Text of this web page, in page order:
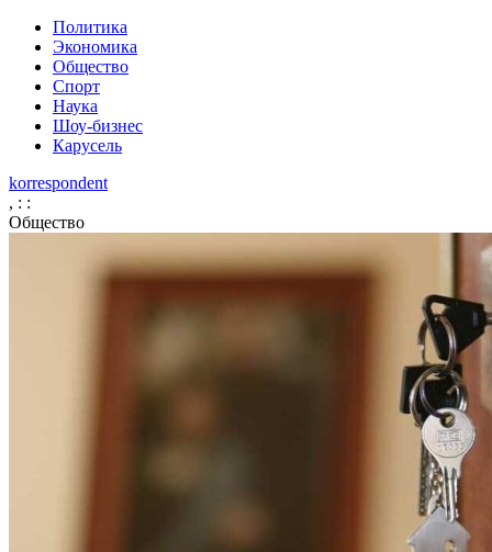
Политика
Экономика
Общество
Спорт
Наука
Шоу-бизнес
Карусель
korrespondent
, : :
Общество